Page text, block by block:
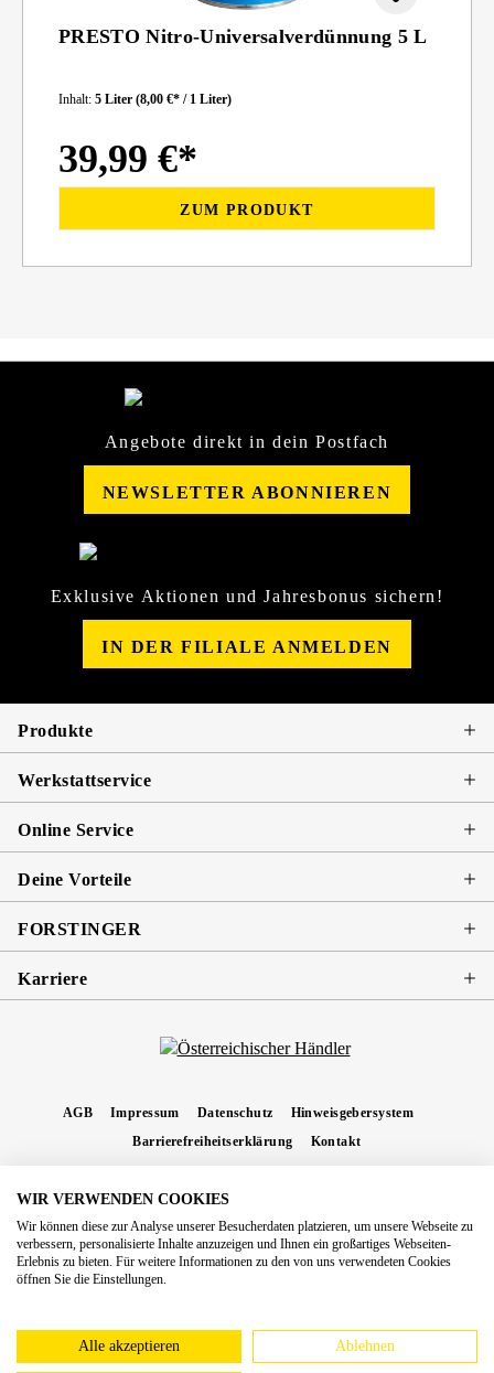
PRESTO Nitro-Universalverdünnung 5 L
Inhalt: 5 Liter (8,00 €* / 1 Liter)
39,99 €*
ZUM PRODUKT
Angebote direkt in dein Postfach
NEWSLETTER ABONNIEREN
Exklusive Aktionen und Jahresbonus sichern!
IN DER FILIALE ANMELDEN
Produkte
Werkstattservice
Online Service
Deine Vorteile
FORSTINGER
Karriere
AGB Impressum Datenschutz
Hinweisgebersystem
Barrierefreiheitserklärung
Kontakt
Nachnahmegebühren, wenn nicht anders angegeben.
Copyright 2026 Forstinger Österreich GmbH
Königstetter Straße 128 - 134/OG3, 3430 Tulln
europäschen Online-Streitbeilegungs-Plattform hinzuweisen: webgate.ec.europa.eu/odr
WIR VERWENDEN COOKIES
Wir können diese zur Analyse unserer Besucherdaten platzieren, um unsere Webseite zu
verbessern, personalisierte Inhalte anzuzeigen und Ihnen ein großartiges Webseiten-
Erlebnis zu bieten. Für weitere Informationen zu den von uns verwendeten Cookies
öffnen Sie die Einstellungen.
Alle akzeptieren Ablehnen